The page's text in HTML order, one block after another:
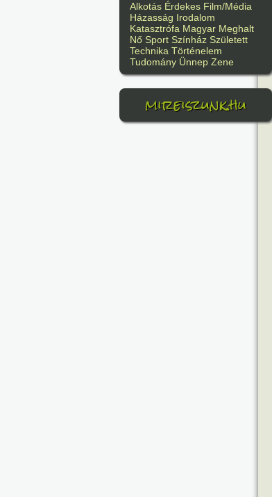
Alkotás Érdekes Film/Média
Házasság Irodalom
Katasztrófa Magyar Meghalt
Nő Sport Színház Született
Technika Történelem
Tudomány Ünnep Zene
mireiszunk.hu